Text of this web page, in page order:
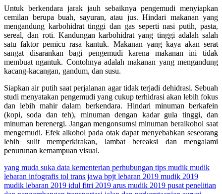
Untuk berkendara jarak jauh sebaiknya pengemudi menyiapkan
cemilan berupa buah, sayuran, atau jus. Hindari makanan yang
mengandung karbohidrat tinggi dan gas seperti nasi putih, pasta,
sereal, dan roti. Kandungan karbohidrat yang tinggi adalah salah
satu faktor pemicu rasa kantuk. Makanan yang kaya akan serat
sangat disarankan bagi pengemudi karena makanan ini tidak
membuat ngantuk. Contohnya adalah makanan yang mengandung
kacang-kacangan, gandum, dan susu.
Siapkan air putih saat perjalanan agar tidak terjadi dehidrasi. Sebuah
studi menyatakan pengemudi yang cukup terhidrasi akan lebih fokus
dan lebih mahir dalam berkendara. Hindari minuman berkafein
(kopi, soda dan teh), minuman dengan kadar gula tinggi, dan
minuman berenergi. Jangan mengonsumsi minuman beralkohol saat
mengemudi. Efek alkohol pada otak dapat menyebabkan seseorang
lebih sulit memperkirakan, lambat bereaksi dan mengalami
penurunan kemampuan visual.
yang muda suka data kementerian perhubungan tips mudik mudik
lebaran infografis tol trans jawa bpjt lebaran 2019 mudik 2019
mudik lebaran 2019 idul fitri 2019 arus mudik 2019 pusat penelitian